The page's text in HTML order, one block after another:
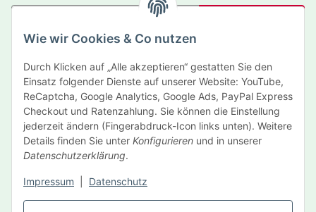
Wie wir Cookies & Co nutzen
Durch Klicken auf „Alle akzeptieren“ gestatten Sie den
Einsatz folgender Dienste auf unserer Website: YouTube,
ReCaptcha, Google Analytics, Google Ads, PayPal Express
Checkout und Ratenzahlung. Sie können die Einstellung
jederzeit ändern (Fingerabdruck-Icon links unten). Weitere
Details finden Sie unter Konfigurieren und in unserer
Datenschutzerklärung.
Impressum Datenschutz
Newsletter Abonnieren
Informationen
Gesetzliche Informationen
Hersteller
Vertrag widerrufen